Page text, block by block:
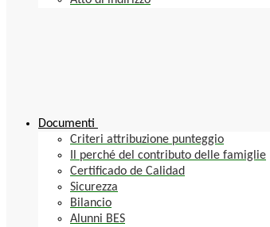
Documenti
Criteri attribuzione punteggio
Il perché del contributo delle famiglie
Certificado de Calidad
Sicurezza
Bilancio
Alunni BES